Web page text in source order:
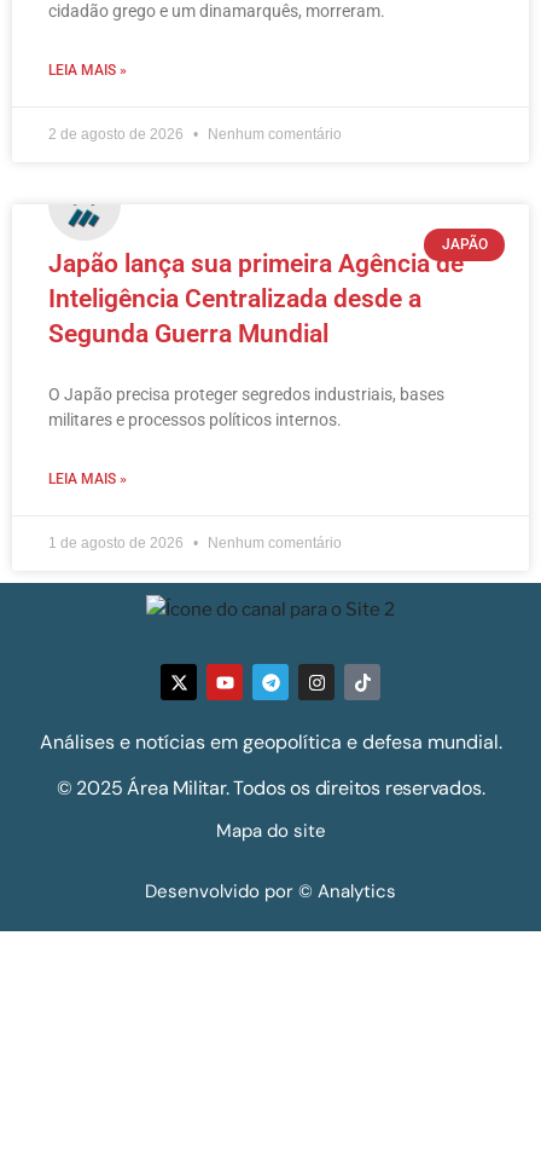
cidadão grego e um dinamarquês, morreram.
LEIA MAIS »
2 de agosto de 2026 Nenhum comentário
JAPÃO
Japão lança sua primeira Agência de
Inteligência Centralizada desde a
Segunda Guerra Mundial
O Japão precisa proteger segredos industriais, bases
militares e processos políticos internos.
LEIA MAIS »
1 de agosto de 2026 Nenhum comentário
Análises e notícias em geopolítica e defesa mundial.
© 2025 Área Militar. Todos os direitos reservados.
Mapa do site
Desenvolvido por © Analytics